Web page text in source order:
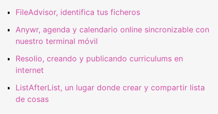
FileAdvisor, identifica tus ficheros
Anywr, agenda y calendario online sincronizable con
nuestro terminal móvil
Resolio, creando y publicando curriculums en
internet
ListAfterList, un lugar donde crear y compartir lista
de cosas